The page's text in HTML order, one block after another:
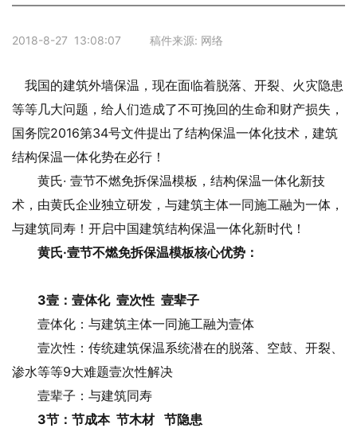
2018-8-27 13:08:07 稿件来源: 网络
我国的建筑外墙保温，现在面临着脱落、开裂、火灾隐患
等等几大问题，给人们造成了不可挽回的生命和财产损失，
国务院2016第34号文件提出了结构保温一体化技术，建筑
结构保温一体化势在必行！
黄氏· 壹节不燃免拆保温模板，结构保温一体化新技
术，由黄氏企业独立研发，与建筑主体一同施工融为一体，
与建筑同寿！开启中国建筑结构保温一体化新时代！
黄氏·壹节不燃免拆保温模板核心优势：
3壹：壹体化 壹次性 壹辈子
壹体化：与建筑主体一同施工融为壹体
壹次性：传统建筑保温系统潜在的脱落、空鼓、开裂、
渗水等等9大难题壹次性解决
壹辈子：与建筑同寿
3节：节成本 节木材 节隐患